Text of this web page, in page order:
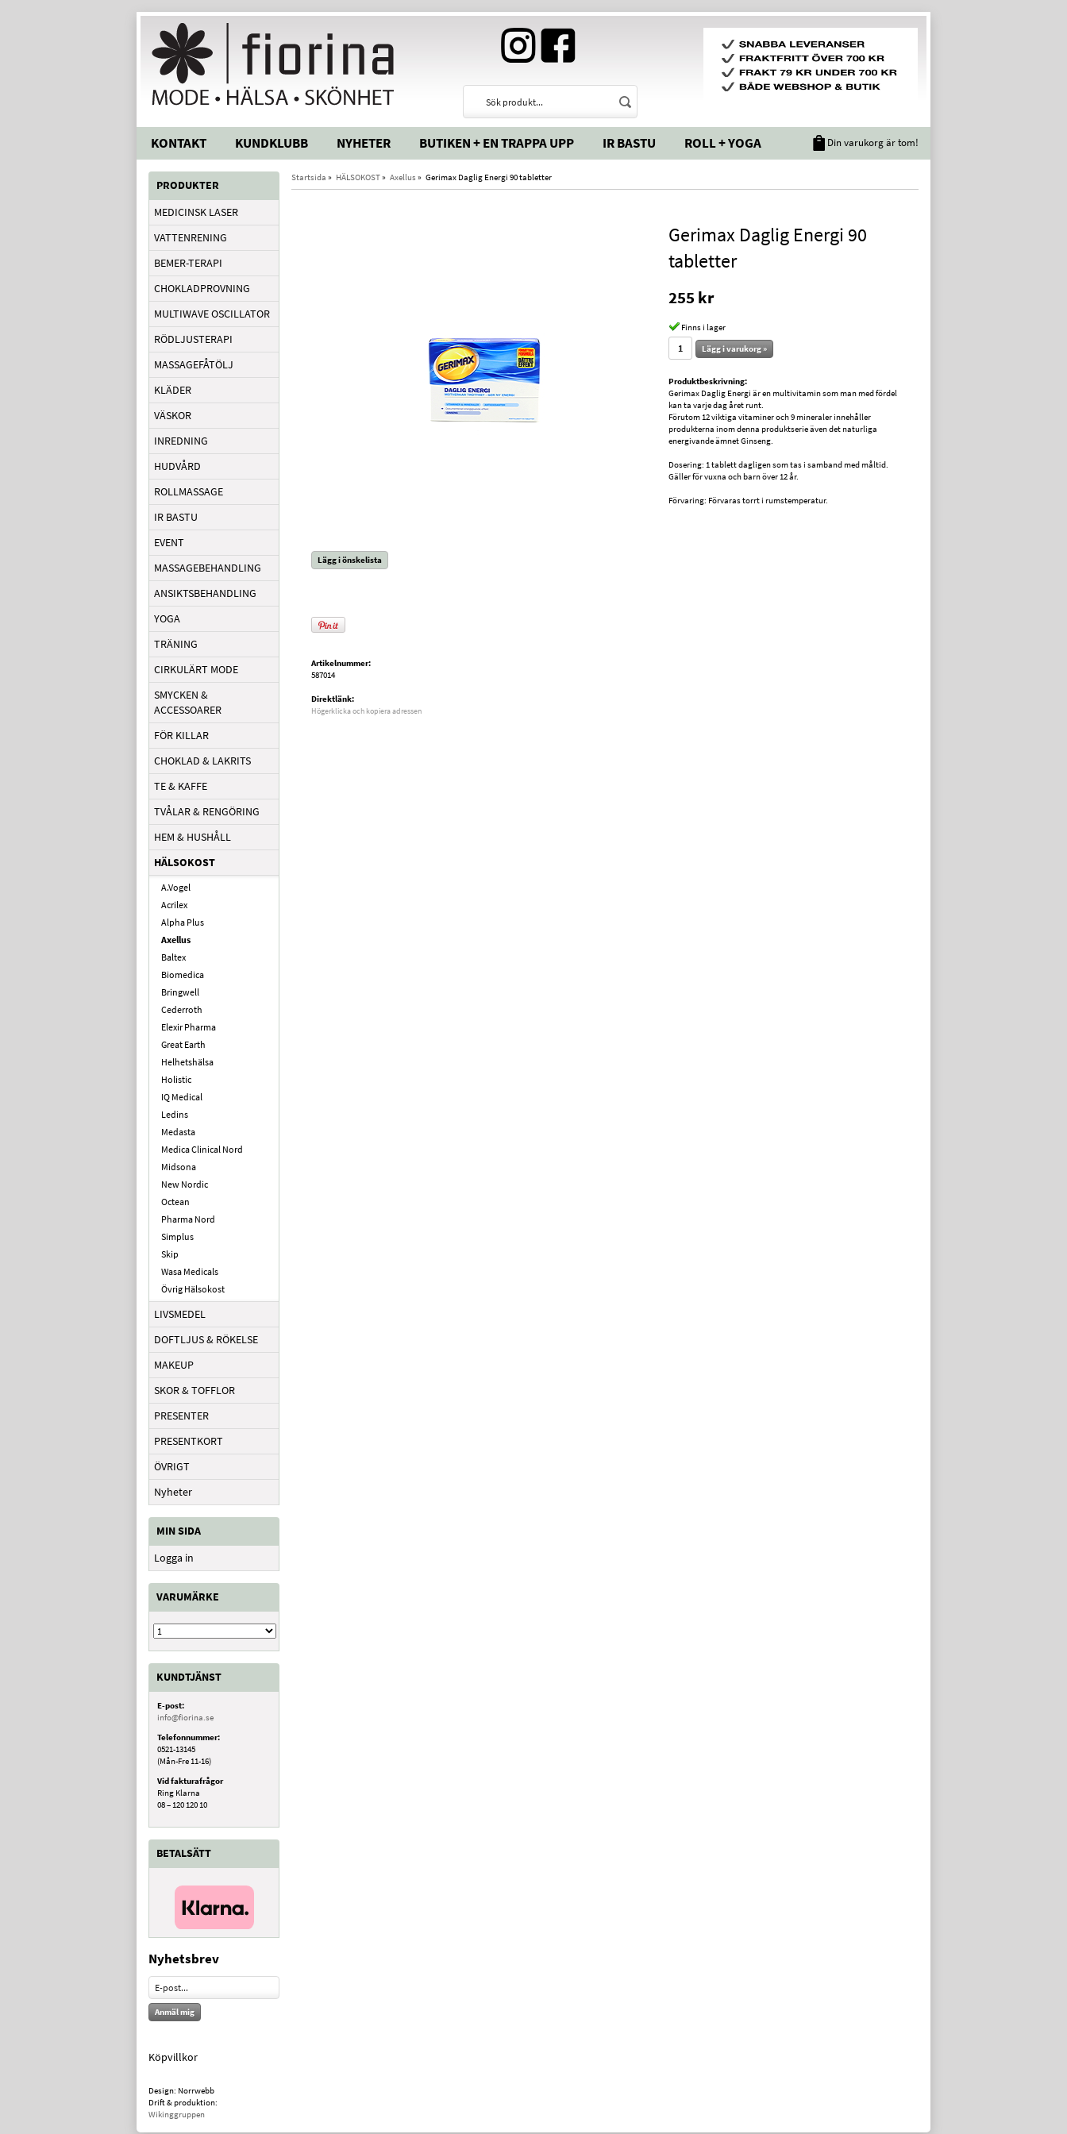
KONTAKT KUNDKLUBB NYHETER BUTIKEN + EN TRAPPA UPP IR BASTU ROLL + YOGA Din varukorg är tom!
PRODUKTER
MEDICINSK LASER
VATTENRENING
BEMER-TERAPI
CHOKLADPROVNING
MULTIWAVE OSCILLATOR
RÖDLJUSTERAPI
MASSAGEFÅTÖLJ
KLÄDER
VÄSKOR
INREDNING
HUDVÅRD
ROLLMASSAGE
IR BASTU
EVENT
MASSAGEBEHANDLING
ANSIKTSBEHANDLING
YOGA
TRÄNING
CIRKULÄRT MODE
SMYCKEN &
ACCESSOARER
FÖR KILLAR
CHOKLAD & LAKRITS
TE & KAFFE
TVÅLAR & RENGÖRING
HEM & HUSHÅLL
HÄLSOKOST
A.Vogel
Acrilex
Alpha Plus
Axellus
Baltex
Biomedica
Bringwell
Cederroth
Elexir Pharma
Great Earth
Helhetshälsa
Holistic
IQ Medical
Ledins
Medasta
Medica Clinical Nord
Midsona
New Nordic
Octean
Pharma Nord
Simplus
Skip
Wasa Medicals
Övrig Hälsokost
LIVSMEDEL
DOFTLJUS & RÖKELSE
MAKEUP
SKOR & TOFFLOR
PRESENTER
PRESENTKORT
ÖVRIGT
Nyheter
MIN SIDA
Logga in
VARUMÄRKE
KUNDTJÄNST
E-post:
info@fiorina.se
Telefonnummer:
0521-13145
(Mån-Fre 11-16)
Vid fakturafrågor
Ring Klarna
08 – 120 120 10
BETALSÄTT
Nyhetsbrev
Anmäl mig
Köpvillkor
Design: Norrwebb
Drift & produktion:
Wikinggruppen
Startsida » HÄLSOKOST» Axellus» Gerimax Daglig Energi 90 tabletter
Lägg i önskelista
Artikelnummer:
587014
Direktlänk:
Högerklicka och kopiera adressen
Gerimax Daglig Energi 90
tabletter
255 kr
Finns i lager
Lägg i varukorg »
Produktbeskrivning:
Gerimax Daglig Energi är en multivitamin som man med fördel
kan ta varje dag året runt.
Förutom 12 viktiga vitaminer och 9 mineraler innehåller
produkterna inom denna produktserie även det naturliga
energivande ämnet Ginseng.
Dosering: 1 tablett dagligen som tas i samband med måltid.
Gäller för vuxna och barn över 12 år.
Förvaring: Förvaras torrt i rumstemperatur.